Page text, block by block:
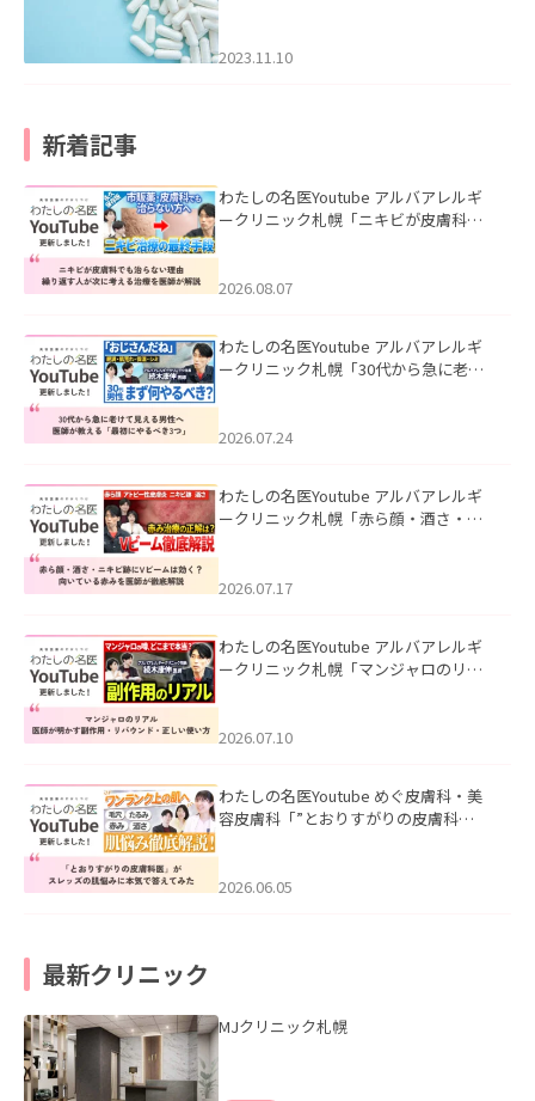
2023.11.10
新着記事
わたしの名医Youtube アルバアレルギ
ークリニック札幌「ニキビが皮膚科で
ました。
2026.08.07
わたしの名医Youtube アルバアレルギ
ークリニック札幌「30代から急に老け
た。
2026.07.24
わたしの名医Youtube アルバアレルギ
ークリニック札幌「赤ら顔・酒さ・ニ
した。
2026.07.17
わたしの名医Youtube アルバアレルギ
ークリニック札幌「マンジャロのリア
た。
2026.07.10
わたしの名医Youtube めぐ皮膚科・美
容皮膚科「”とおりすがりの皮膚科
2026.06.05
最新クリニック
MJクリニック札幌